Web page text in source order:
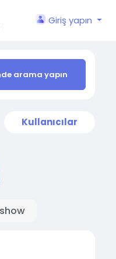
Giriş yapın
arama yapın
Kullanıcılar